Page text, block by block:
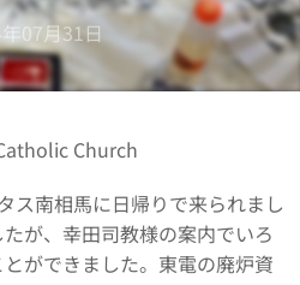
07月31日
Church
ス南相馬に日帰りで来られまし
が、幸田司教様の案内でいろ
ができました。東電の廃炉資